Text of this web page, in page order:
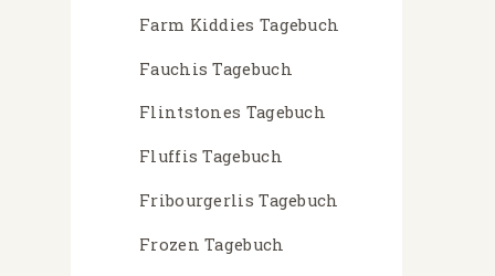
Farm Kiddies Tagebuch
Fauchis Tagebuch
Flintstones Tagebuch
Fluffis Tagebuch
Fribourgerlis Tagebuch
Frozen Tagebuch